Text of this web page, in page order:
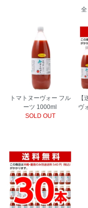
全
トマトヌーヴォー フル
ーツ 1000ml
SOLD OUT
ヴ